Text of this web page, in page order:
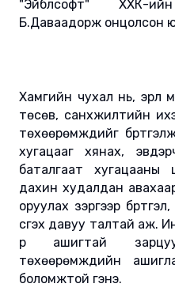
"Эйблсофт" ХХК-
Б.Даваадорж онцолсон
Хамгийн чухал нь,
төсөв, санхүүжилтийн
төхөөрөмжүүдийг
хугацааг хянах,
баталгаат хугацааны
дахин худалдан
оруулах зэргээр
үүсгэх давуу талтай аж.
үр ашигтай
төхөөрөмжүүдийн
боломжтой гэнэ.